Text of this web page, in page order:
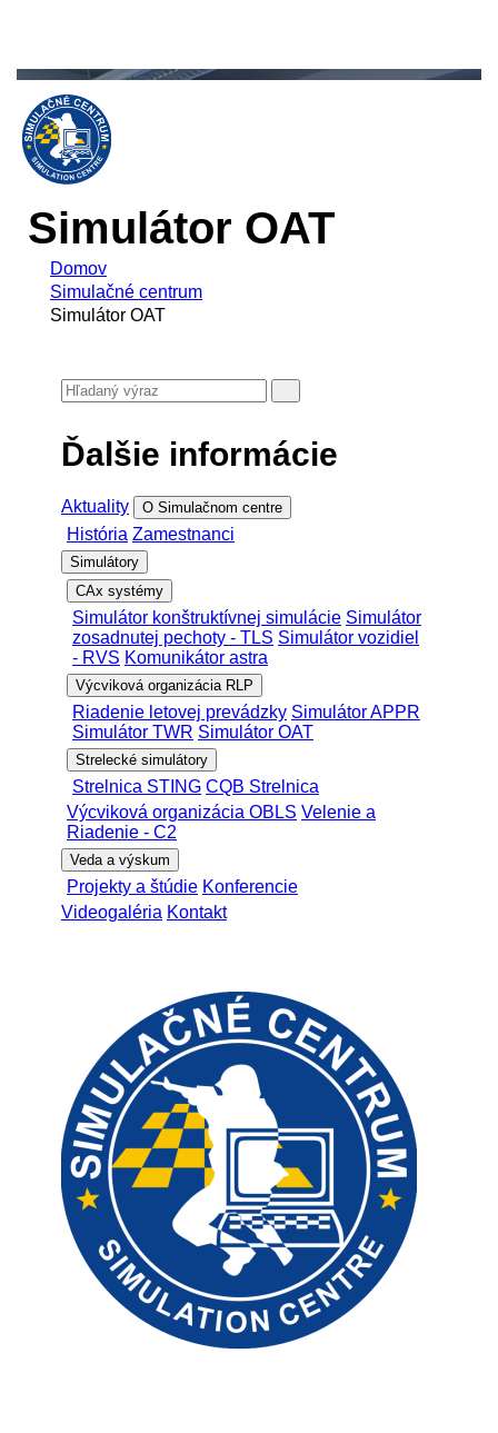
Simulátor OAT
Domov
Simulačné centrum
Simulátor OAT
Ďalšie informácie
Aktuality O Simulačnom centre
História Zamestnanci
Simulátory
CAx systémy
Simulátor konštruktívnej simulácie Simulátor
zosadnutej pechoty - TLS Simulátor vozidiel
- RVS Komunikátor astra
Výcviková organizácia RLP
Riadenie letovej prevádzky Simulátor APPR
Simulátor TWR Simulátor OAT
Strelecké simulátory
Strelnica STING CQB Strelnica
Výcviková organizácia OBLS Velenie a
Riadenie - C2
Veda a výskum
Projekty a štúdie Konferencie
Videogaléria Kontakt